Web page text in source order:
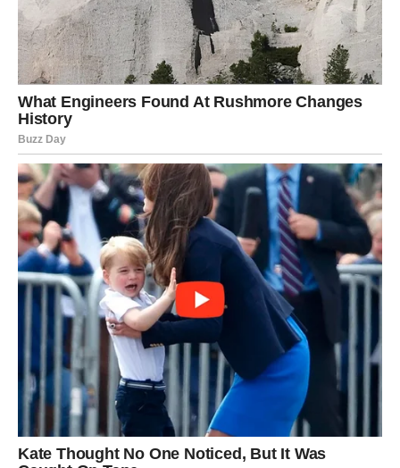
Kada se sve uzme u obzir, jasno je da ne postoji jedno
univerzalno rješenje. Svaka mrlja i svaki komad odjeće traže
svoj pristup. Upravo to čini održavanje garderobe malom
vještinom koju svako može savladati.
Hladna voda ostaje siguran izbor za većinu situacija, dok
topla voda dolazi kao pomoć kada je potrebna jača
intervencija.
Najvažnije je znati prepoznati razliku i
reagovati na vrijeme.